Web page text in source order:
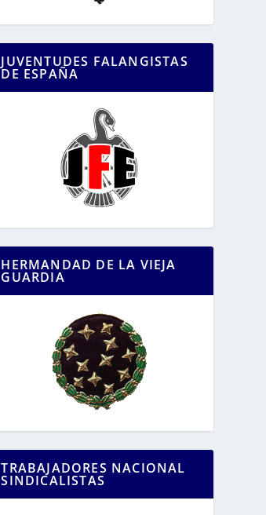
JUVENTUDES FALANGISTAS
DE ESPAÑA
HERMANDAD DE LA VIEJA
GUARDIA
TRABAJADORES NACIONAL
SINDICALISTAS